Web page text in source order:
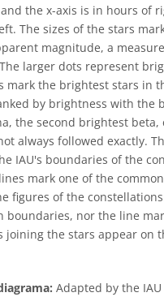
the x-axis is in hours of
The sizes of the stars
magnitude, a
larger dots represent
mark the brightest stars in
by brightness with the
the second brightest beta,
always followed exactly.
IAU's boundaries of the
mark one of the
figures of the
boundaries, nor the line
joining the stars appear on
Adapted by the